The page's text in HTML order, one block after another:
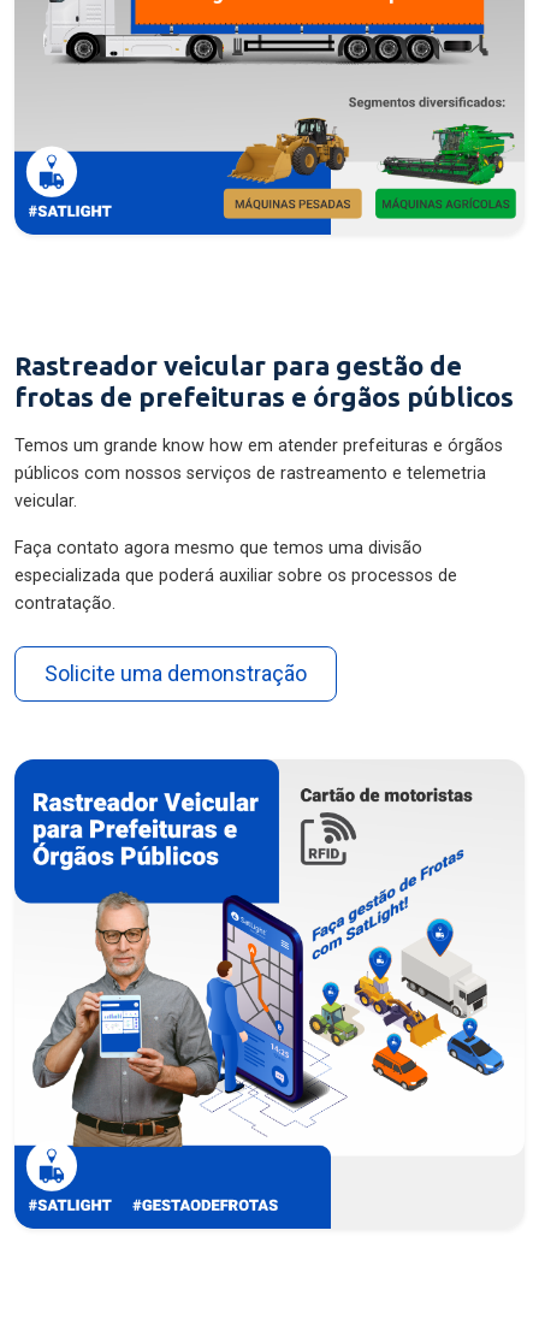
Rastreador veicular para gestão de
frotas de prefeituras e órgãos públicos
Temos um grande know how em atender prefeituras e órgãos
públicos com nossos serviços de rastreamento e telemetria
veicular.
Faça contato agora mesmo que temos uma divisão
especializada que poderá auxiliar sobre os processos de
contratação.
Solicite uma demonstração